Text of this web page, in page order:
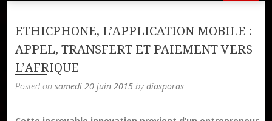
ETHICPHONE, L’APPLICATION MOBILE :
APPEL, TRANSFERT ET PAIEMENT VERS
L’AFRIQUE
Posted onsamedi 20 juin 2015 bydiasporas